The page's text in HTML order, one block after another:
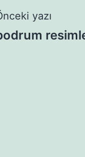
yazı